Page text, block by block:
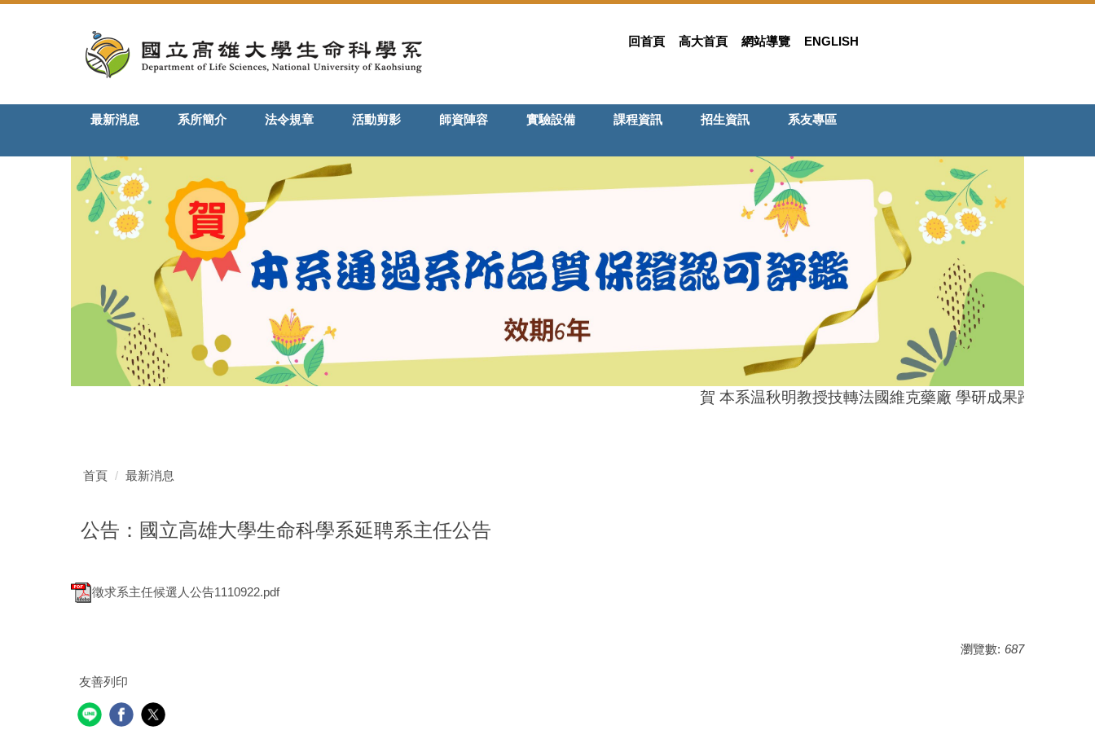
容
回首頁 高大首頁 網站導覽 ENGLISH
最新消息 系所簡介 法令規章 活動剪影 師資陣容 實驗設備 課程資訊 招生資訊 系友專區
賀 本系温秋明教授技轉法國維克藥廠 學研成果跨入全球動
首頁 最新消息
公告：國立高雄大學生命科學系延聘系主任公告
徵求系主任候選人公告1110922.pdf
瀏覽數: 687
友善列印